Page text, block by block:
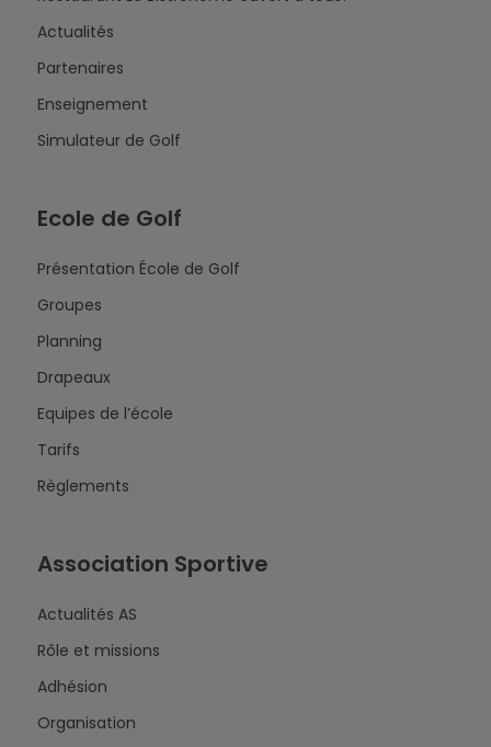
Actualités
Partenaires
Enseignement
Simulateur de Golf
Ecole de Golf
Présentation École de Golf
Groupes
Planning
Drapeaux
Equipes de l’école
Tarifs
Règlements
Association Sportive
Actualités AS
Rôle et missions
Adhésion
Organisation